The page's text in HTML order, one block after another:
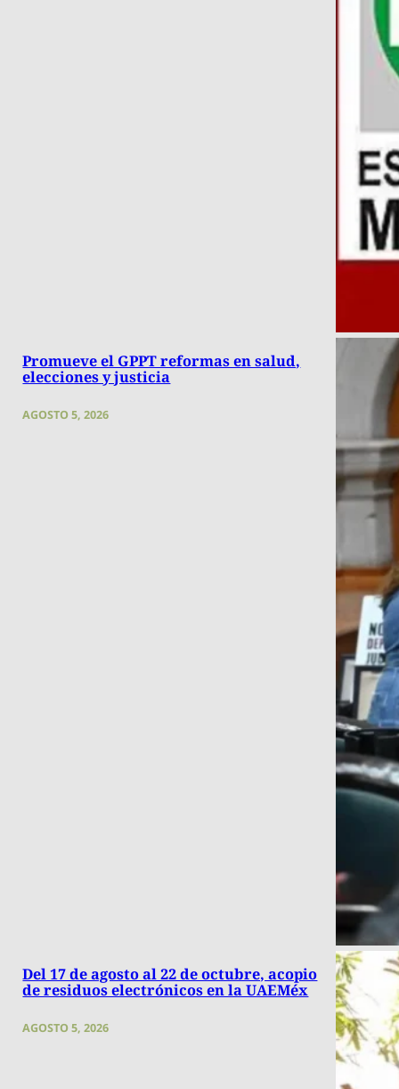
Promueve el GPPT reformas en salud,
elecciones y justicia
AGOSTO 5, 2026
Del 17 de agosto al 22 de octubre, acopio
de residuos electrónicos en la UAEMéx
AGOSTO 5, 2026